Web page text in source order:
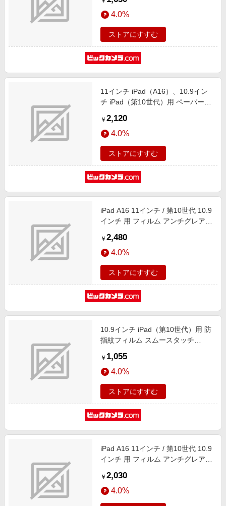
4.0%
ストアにすすむ
11インチ iPad（A16）、10.9イン
チ iPad（第10世代）用 ペーパーフ
1E07601001
￥ 2,120
4.0%
ストアにすすむ
iPad A16 11インチ / 第10世代 10.9
インチ 用 フィルム アンチグレア
エアーレス TB-A22RCFLA
￥ 2,480
4.0%
ストアにすすむ
10.9インチ iPad（第10世代）用 防
指紋フィルム スムースタッチ
￥ 1,055
4.0%
ストアにすすむ
iPad A16 11インチ / 第10世代 10.9
インチ 用 フィルム アンチグレア
スムース 指紋防止 反射防止 マット
エアーレス TB-A22RFLPST
￥ 2,030
4.0%